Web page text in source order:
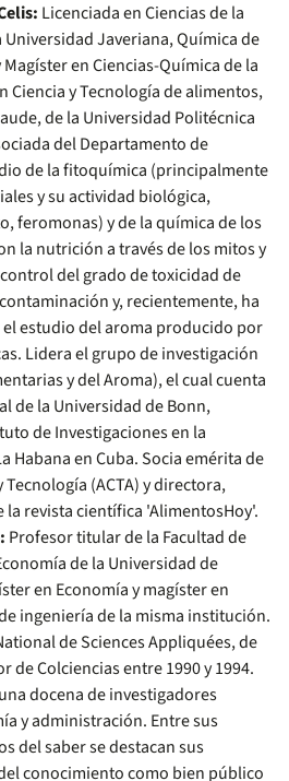
Licenciada en Ciencias de la
Javeriana, Química de
en Ciencias-Química de la
Ciencia y Tecnología de alimentos,
de la Universidad Politécnica
del Departamento de
de la fitoquímica (principalmente
y su actividad biológica,
feromonas) y de la química de los
la nutrición a través de los mitos y
del grado de toxicidad de
y, recientemente, ha
estudio del aroma producido por
Lidera el grupo de investigación
y del Aroma), el cual cuenta
de la Universidad de Bonn,
de Investigaciones en la
Habana en Cuba. Socia emérita de
(ACTA) y directora,
revista científica 'AlimentosHoy'.
Profesor titular de la Facultad de
de la Universidad de
en Economía y magíster en
ingeniería de la misma institución.
de Sciences Appliquées, de
de Colciencias entre 1990 y 1994.
docena de investigadores
y administración. Entre sus
del saber se destacan sus
conocimiento como bien público